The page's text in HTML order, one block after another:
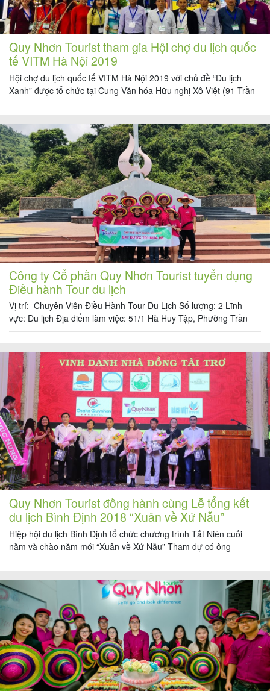
Về
Quy
Nhơn
Cảm
nhận
khách
hàng
Tuyển
dụng
hệ
Quy Nhơn Tourist tham gia Hội chợ du lịch quốc
tế VITM Hà Nội 2019
Hội chợ du lịch quốc tế VITM Hà Nội 2019 với chủ đề “Du lịch
Xanh” được tổ chức tại Cung Văn hóa Hữu nghị Xô Việt (91 Trần
Hưng Đạo, Quận Hoàn Kiếm, Hà Nội) với nhiều công ty du lịch lớn
Fiditour […]
Công ty Cổ phần Quy Nhơn Tourist tuyển dụng
Điều hành Tour du lịch
Vị trí: Chuyên Viên Điều Hành Tour Du Lịch Số lượng: 2 Lĩnh
vực: Du lịch Địa điểm làm việc: 51/1 Hà Huy Tập, Phường Trần
Phú, Thành phố Quy Nhơn, Bình Định Thời gian làm việc: Giờ
Tìm kiếm các khách lẻ có nhu cầu […]
Quy Nhơn Tourist đồng hành cùng Lễ tổng kết
du lịch Bình Định 2018 “Xuân về Xứ Nẫu”
Hiệp hội du lịch Bình Định tổ chức chương trình Tất Niên cuối
năm và chào năm mới “Xuân về Xứ Nẫu” Tham dự có ông
Nguyễn Phi Long – Phó chủ tịch UBND tỉnh, bà Nguyễn Thị
Sở Du lịch, bà […]